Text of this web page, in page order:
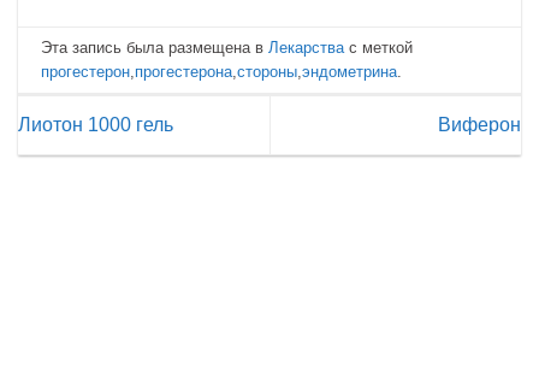
Эта запись была размещена в Лекарства с меткой
прогестерон прогестерона ,стороны ,эндометрина
Лиотон 1000 гель Виферон